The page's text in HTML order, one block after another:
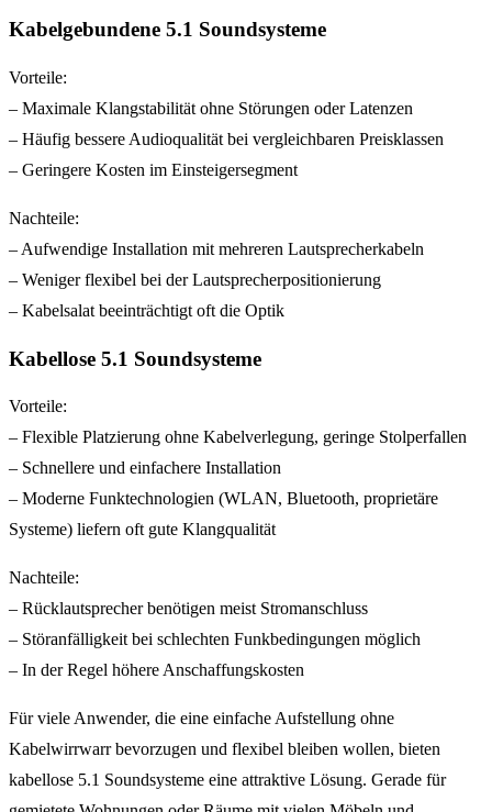
Kabelgebundene 5.1 Soundsysteme
Vorteile:
– Maximale Klangstabilität ohne Störungen oder Latenzen
– Häufig bessere Audioqualität bei vergleichbaren Preisklassen
– Geringere Kosten im Einsteigersegment
Nachteile:
– Aufwendige Installation mit mehreren Lautsprecherkabeln
– Weniger flexibel bei der Lautsprecherpositionierung
– Kabelsalat beeinträchtigt oft die Optik
Kabellose 5.1 Soundsysteme
Vorteile:
– Flexible Platzierung ohne Kabelverlegung, geringe Stolperfallen
– Schnellere und einfachere Installation
– Moderne Funktechnologien (WLAN, Bluetooth, proprietäre
Systeme) liefern oft gute Klangqualität
Nachteile:
– Rücklautsprecher benötigen meist Stromanschluss
– Störanfälligkeit bei schlechten Funkbedingungen möglich
– In der Regel höhere Anschaffungskosten
Für viele Anwender, die eine einfache Aufstellung ohne
Kabelwirrwarr bevorzugen und flexibel bleiben wollen, bieten
kabellose 5.1 Soundsysteme eine attraktive Lösung. Gerade für